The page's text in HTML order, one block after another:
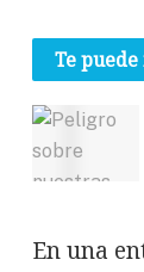
Te
En una